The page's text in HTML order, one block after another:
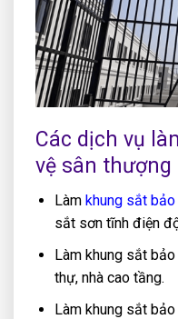
Các dịch vụ
vệ sân
Làm khung sắt bảo
sắt sơn tĩnh điện
Làm khung sắt bảo
thự, nhà cao tầng.
Làm khung sắt